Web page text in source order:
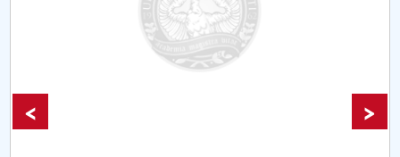
Comisie de etica unversitară
Evenimente CUP
< >